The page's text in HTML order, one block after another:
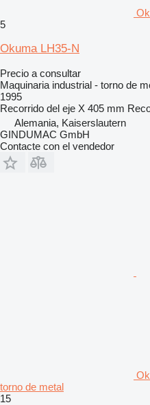
5
Okuma LH35-N
Precio a consultar
Maquinaria industrial - torno de
1995
Recorrido del eje X 405 mm
Alemania, Kaiserslautern
GINDUMAC GmbH
Contacte con el vendedor
torno de metal
15